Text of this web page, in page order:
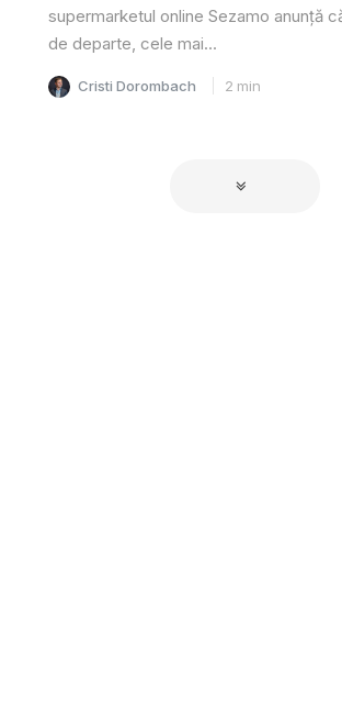
supermarketul online Sezamo anunță
de departe, cele mai...
Cristi Dorombach 2 min